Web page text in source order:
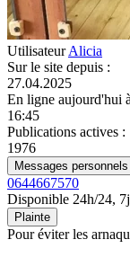
UtilisateurAlicia
Sur le site depuis :
27.04.2025
En ligne aujourd'hui à
16:45
Publications actives :
1976
Messages personnels
0644667570
Disponible 24h/24,
Plainte
Pour éviter les